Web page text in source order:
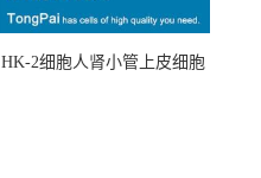
HK-2细胞人肾小管上皮细胞